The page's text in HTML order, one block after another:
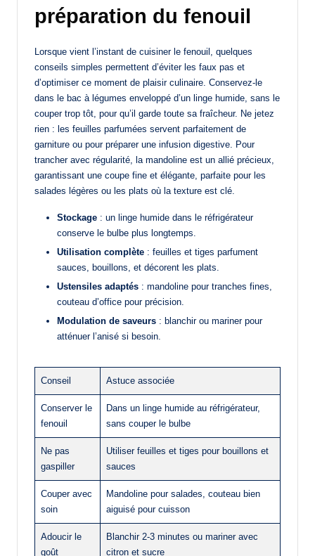
préparation du fenouil
Lorsque vient l’instant de cuisiner le fenouil, quelques
conseils simples permettent d’éviter les faux pas et
d’optimiser ce moment de plaisir culinaire. Conservez-le
dans le bac à légumes enveloppé d’un linge humide, sans le
couper trop tôt, pour qu’il garde toute sa fraîcheur. Ne jetez
rien : les feuilles parfumées servent parfaitement de
garniture ou pour préparer une infusion digestive. Pour
trancher avec régularité, la mandoline est un allié précieux,
garantissant une coupe fine et élégante, parfaite pour les
salades légères ou les plats où la texture est clé.
Stockage : un linge humide dans le réfrigérateur
conserve le bulbe plus longtemps.
Utilisation complète : feuilles et tiges parfument
sauces, bouillons, et décorent les plats.
Ustensiles adaptés : mandoline pour tranches fines,
couteau d’office pour précision.
Modulation de saveurs : blanchir ou mariner pour
atténuer l’anisé si besoin.
Conseil Astuce associée
Conserver le
fenouil
Dans un linge humide au réfrigérateur,
sans couper le bulbe
Ne pas
gaspiller
Utiliser feuilles et tiges pour bouillons et
sauces
Couper avec
soin
Mandoline pour salades, couteau bien
aiguisé pour cuisson
Adoucir le
goût
Blanchir 2-3 minutes ou mariner avec
citron et sucre